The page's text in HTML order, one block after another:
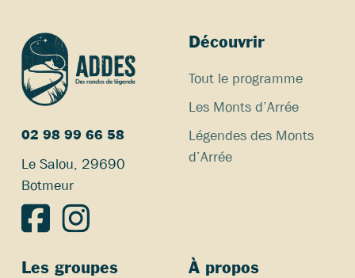
02 98 99 66 58
Le Salou, 29690
Botmeur
Découvrir
Tout le programme
Les Monts d’Arrée
Légendes des Monts
d’Arrée
Les groupes À propos